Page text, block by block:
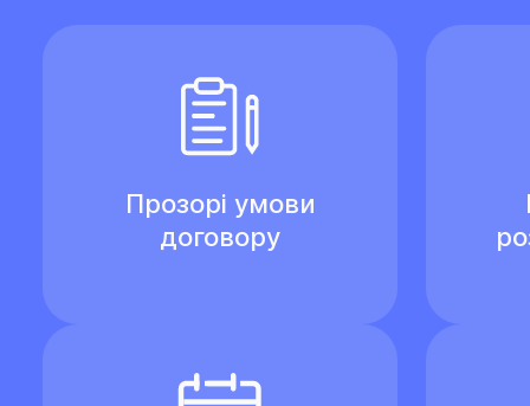
Прозорі умови
договору